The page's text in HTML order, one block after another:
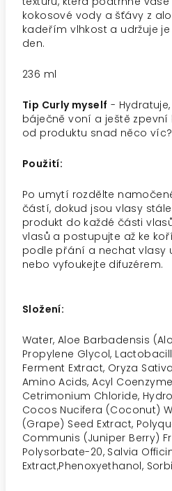
kokosové vody a šťávy z
kadeřím vlhkost a udržuje
den.
236 ml
Tip Curly myself -
báječně voní a ještě
od produktu snad něco
Použití:
Po umytí rozdělte
částí, dokud jsou vlasy
produkt do každé části
vlasů a postupujte až ke
podle přání a nechat vlasy
nebo vyfoukejte difuzérem.
Složení:
Water, Aloe Barbadensis
Propylene Glycol,
Ferment Extract, Oryza
Amino Acids, Acyl
Cetrimonium Chloride,
Cocos Nucifera (Coconut)
(Grape) Seed Extract,
Communis (Juniper Berry)
Polysorbate-20, Salvia
Extract,Phenoxyethanol,